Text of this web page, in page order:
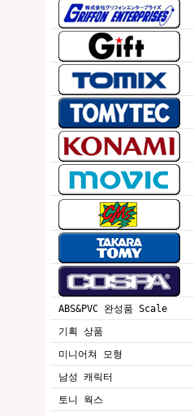
ABS&PVC 완성품 Scale
기획 상품
미니어쳐 모형
남성 캐릭터
토니 웍스